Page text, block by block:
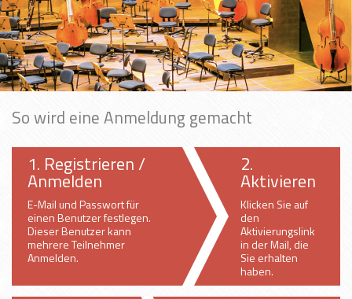
So wird eine Anmeldung gemacht
1. Registrieren /
Anmelden
E-Mail und Passwort für
einen Benutzer festlegen.
Dieser Benutzer kann
mehrere Teilnehmer
Anmelden.
2.
Aktivieren
Klicken Sie auf
den
Aktivierungslink
in der Mail, die
Sie erhalten
haben.